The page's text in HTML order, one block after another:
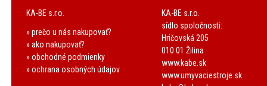
KA-BE s.r.o.
» prečo u nás nakupovať?
» ako nakupovať?
» obchodné podmienky
» ochrana osobných údajov
KA-BE s.r.o.
sídlo spoločnosti:
Hričovská 205
010 01 Žilina
www.kabe.sk
www.umyvaciestroje.sk